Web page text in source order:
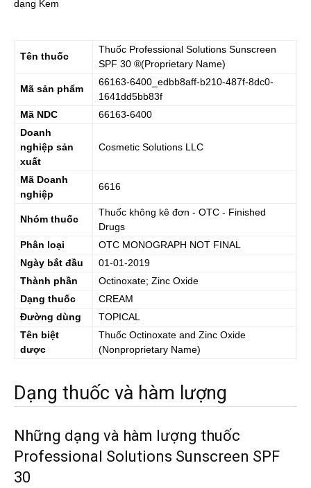
dạng Kem
Tên thuốc
Thuốc Professional Solutions Sunscreen
SPF 30 ®(Proprietary Name)
Mã sản phẩm
66163-6400_edbb8aff-b210-487f-8dc0-
1641dd5bb83f
Mã NDC
66163-6400
Doanh
nghiệp sản
xuất
Cosmetic Solutions LLC
Mã Doanh
nghiệp
6616
Nhóm thuốc
Thuốc không kê đơn - OTC - Finished
Drugs
Phân loại
OTC MONOGRAPH NOT FINAL
Ngày bắt đầu
01-01-2019
Thành phần
Octinoxate; Zinc Oxide
Dạng thuốc
CREAM
Đường dùng
TOPICAL
Tên biệt
dược
Thuốc Octinoxate and Zinc Oxide
(Nonproprietary Name)
Dạng thuốc và hàm lượng
Những dạng và hàm lượng thuốc
Professional Solutions Sunscreen SPF
30